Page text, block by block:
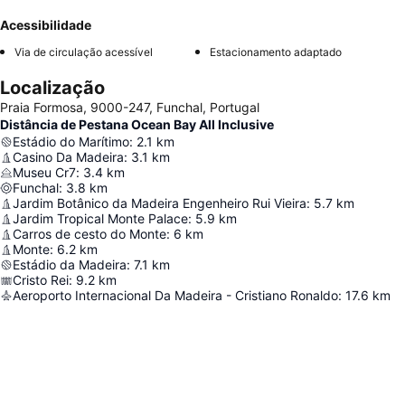
Acessibilidade
Via de circulação acessível Estacionamento adaptado
Localização
Praia Formosa, 9000-247, Funchal, Portugal
Distância de Pestana Ocean Bay All Inclusive
Estádio do Marítimo: 2.1 km
Casino Da Madeira: 3.1 km
Museu Cr7: 3.4 km
Funchal: 3.8 km
Jardim Botânico da Madeira Engenheiro Rui Vieira: 5.7 km
Jardim Tropical Monte Palace: 5.9 km
Carros de cesto do Monte: 6 km
Monte: 6.2 km
Estádio da Madeira: 7.1 km
Cristo Rei: 9.2 km
Aeroporto Internacional Da Madeira - Cristiano Ronaldo: 17.6 km